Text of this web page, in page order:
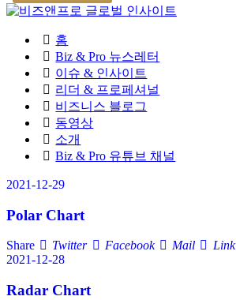
홈
Biz & Pro 뉴스레터
이슈 & 인사이트
리더 & 프로페셔널
비즈니스 블로그
동영상
소개
Biz & Pro 유튜브 채널
2021-12-29
Polar Chart
Share Twitter Facebook Mail
Link
2021-12-28
Radar Chart